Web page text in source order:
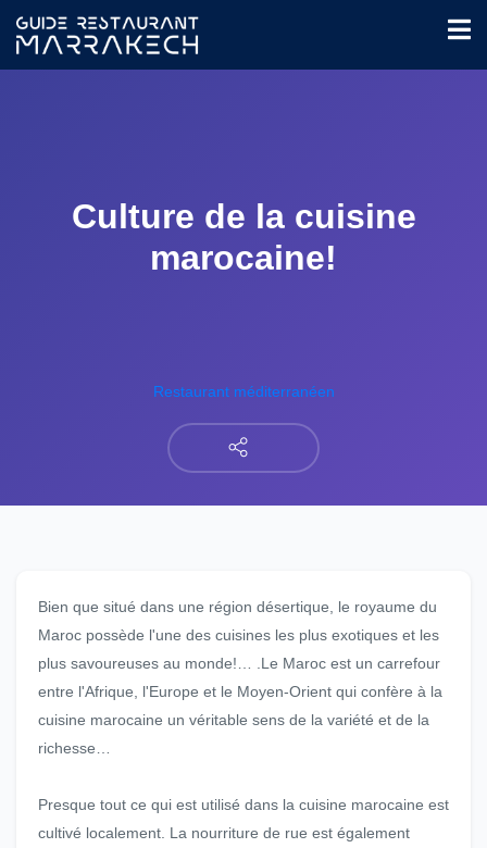
Culture de la cuisine
marocaine!
Restaurant méditerranéen
Bien que situé dans une région désertique, le royaume du
Maroc possède l'une des cuisines les plus exotiques et les
plus savoureuses au monde!… .Le Maroc est un carrefour
entre l'Afrique, l'Europe et le Moyen-Orient qui confère à la
cuisine marocaine un véritable sens de la variété et de la
richesse…
Presque tout ce qui est utilisé dans la cuisine marocaine est
cultivé localement. La nourriture de rue est également